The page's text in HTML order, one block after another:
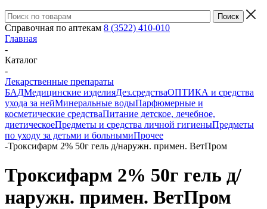
Справочная по аптекам 8 (3522) 410-010
Главная
-
Каталог
-
Лекарственные препараты
БАДМедицинские изделияДез.средстваОПТИКА и средства
ухода за нейМинеральные водыПарфюмерные и
косметические средстваПитание детское, лечебное,
диетическоеПредметы и средства личной гигиеныПредметы
по уходу за детьми и больнымиПрочее
-Троксифарм 2% 50г гель д/наружн. примен. ВетПром
Троксифарм 2% 50г гель д/
наружн. примен. ВетПром